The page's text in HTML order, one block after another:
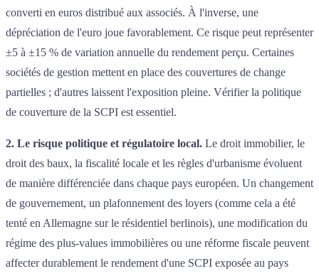
converti en euros distribué aux associés. À l'inverse, une
dépréciation de l'euro joue favorablement. Ce risque peut représenter
±5 à ±15 % de variation annuelle du rendement perçu. Certaines
sociétés de gestion mettent en place des couvertures de change
partielles ; d'autres laissent l'exposition pleine. Vérifier la politique
de couverture de la SCPI est essentiel.
2. Le risque politique et régulatoire local. Le droit immobilier, le
droit des baux, la fiscalité locale et les règles d'urbanisme évoluent
de manière différenciée dans chaque pays européen. Un changement
de gouvernement, un plafonnement des loyers (comme cela a été
tenté en Allemagne sur le résidentiel berlinois), une modification du
régime des plus-values immobilières ou une réforme fiscale peuvent
affecter durablement le rendement d'une SCPI exposée au pays